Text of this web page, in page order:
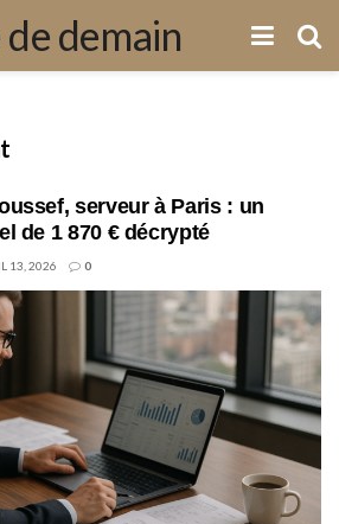
demain
serveur à Paris : un
de 1 870 € décrypté
13, 2026 0